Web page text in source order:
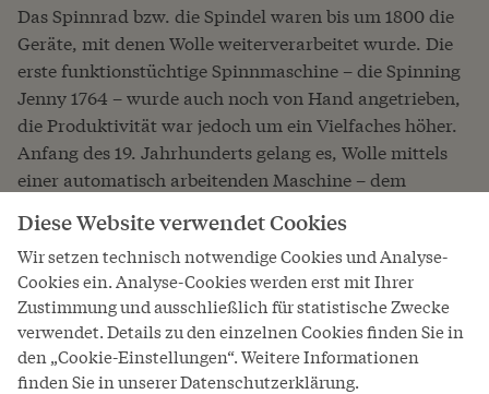
Das Spinnrad bzw. die Spindel waren bis um 1800 die
Geräte, mit denen Wolle weiterverarbeitet wurde. Die
erste funktionstüchtige Spinnmaschine – die Spinning
Jenny 1764 – wurde auch noch von Hand angetrieben,
die Produktivität war jedoch um ein Vielfaches höher.
Anfang des 19. Jahrhunderts gelang es, Wolle mittels
einer automatisch arbeitenden Maschine – dem
veränderten die Herstellung von Textilien
grundlegend.
Relevante Kapitel
Diese Website verwendet Cookies
Wir setzen technisch notwendige Cookies und Analyse-
Cookies ein. Analyse-Cookies werden erst mit Ihrer
Zustimmung und ausschließlich für statistische Zwecke
verwendet. Details zu den einzelnen Cookies finden Sie in
den „Cookie-Einstellungen“. Weitere Informationen
finden Sie in unserer Datenschutzerklärung.